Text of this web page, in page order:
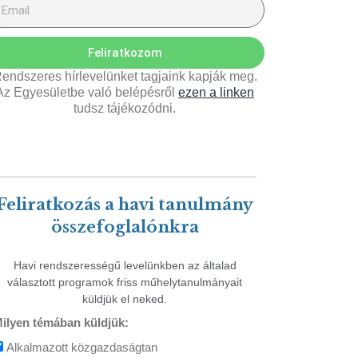
Feliratkozom
hírlevelünket tagjaink kapják meg.
Egyesületbe való belépésről ezen a linken
tudsz tájékozódni.
a havi tanulmány
összefoglalónkra
Havi rendszerességű levelünkben az általad
választott programok friss műhelytanulmányait
küldjük el neked.
témában küldjük:
Alkalmazott közgazdaságtan